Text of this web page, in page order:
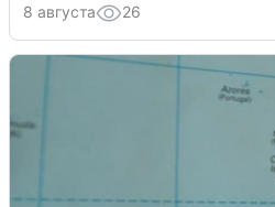
8 августа 26